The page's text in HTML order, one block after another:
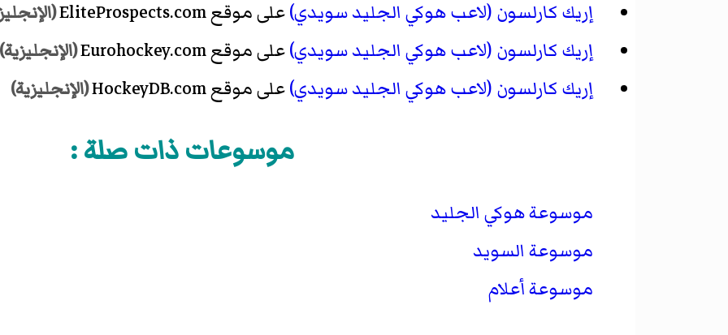
إريك كارلسون (لاعب هوكي الجليد سويدي)على موقع EliteProspects.com
إريك كارلسون (لاعب هوكي الجليد سويدي)على موقع Eurohockey.com
إريك كارلسون (لاعب هوكي الجليد سويدي)على موقع HockeyDB.com (الإنجليزية)
موسوعات ذات صلة :
موسوعة هوكي الجليد
موسوعة السويد
موسوعة أعلام